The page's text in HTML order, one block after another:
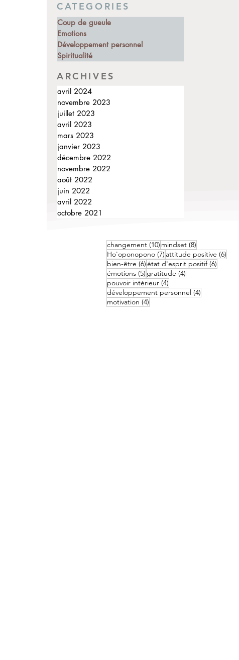
CATEGORIES
Coup de gueule
Emotions
Développement personnel
Spiritualité
ARCHIVES
avril 2024
novembre 2023
juillet 2023
avril 2023
mars 2023
janvier 2023
décembre 2022
novembre 2022
août 2022
juin 2022
avril 2022
octobre 2021
changement (10) 10 posts
mindset (8)
Ho'oponopono (7) 7 posts
attitude positive (6)
bien-être (6)6 posts
état d'esprit positif (6)
émotions (5) 5 posts
gratitude (4)
pouvoir intérieur (4)
développement personnel (4)
motivation (4)